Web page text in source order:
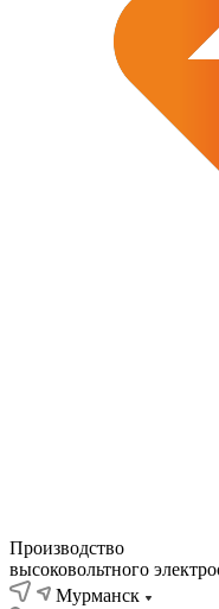
Производство
высоковольтного
Мурманск